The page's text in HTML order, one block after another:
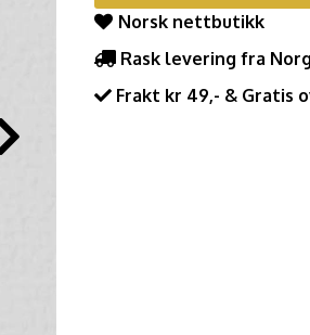
Norsk nettbutikk
Rask levering fra
Frakt kr 49,- & Gratis